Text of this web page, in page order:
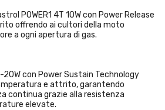
POWER1 4T 10W con Power Release
offrendo ai cultori della moto
a ogni apertura di gas.
20W con Power Sustain Technology
e attrito, garantendo
continua grazie alla resistenza
elevate.